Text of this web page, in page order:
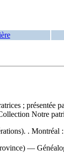
;
Notre
.
—